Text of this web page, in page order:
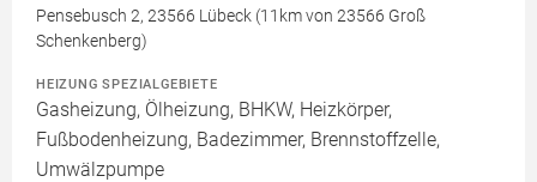
Pensebusch 2, 23566 Lübeck (11km von 23566 Groß
Schenkenberg)
HEIZUNG SPEZIALGEBIETE
Gasheizung, Ölheizung, BHKW, Heizkörper,
Fußbodenheizung, Badezimmer, Brennstoffzelle,
Umwälzpumpe